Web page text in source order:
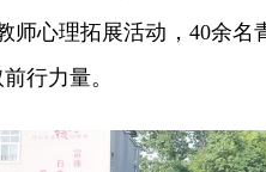
师心理拓展活动，40余
行力量。